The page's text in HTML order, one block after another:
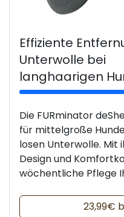
Effiziente
Unterwolle bei
langhaarigen
Die FURminator
für mittelgroße
losen Unterwolle.
Design und
wöchentliche Pflege
23,99€